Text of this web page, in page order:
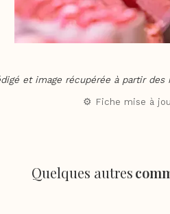
et image récupérée à partir
⚙️ Fiche mise à
Quelques autres